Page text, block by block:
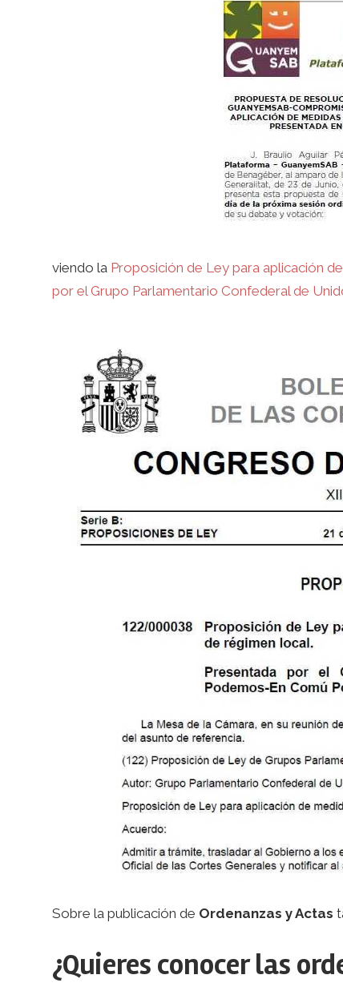
viendo la Proposición de Ley para aplicación
por el Grupo Parlamentario Confederal de
Sobre la publicación de Ordenanzas y Actas
¿Quieres conocer las